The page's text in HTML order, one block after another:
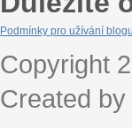
Podmínky pro užívání blogu
Copyright
Created by